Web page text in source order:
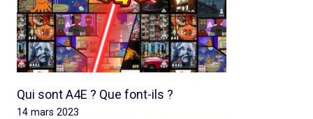
Qui sont A4E ? Que font-ils ?
14 mars 2023